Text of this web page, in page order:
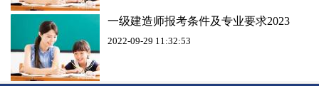
一级建造师报考条件及专业要求2023
2022-09-29 11:32:53